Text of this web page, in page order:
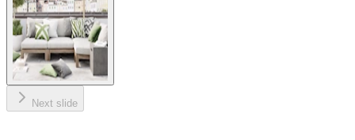
Next slide